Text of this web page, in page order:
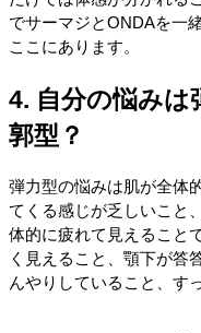
でサーマジとONDAを一
ここにあります。
4. 自分の悩みは
郭型？
弾力型の悩みは肌が全体
てくる感じが乏しいこと
体的に疲れて見えること
く見えること、顎下が答
んやりしていること、す